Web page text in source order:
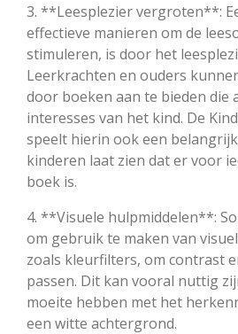
3. **Leesplezier vergroten**:
effectieve manieren om de
stimuleren, is door het
Leerkrachten en ouders
door boeken aan te bieden die
interesses van het kind. De
speelt hierin ook een
kinderen laat zien dat er voor
boek is.
4. **Visuele hulpmiddelen**:
om gebruik te maken van
zoals kleurfilters, om contrast
passen. Dit kan vooral nuttig
moeite hebben met het
een witte achtergrond.